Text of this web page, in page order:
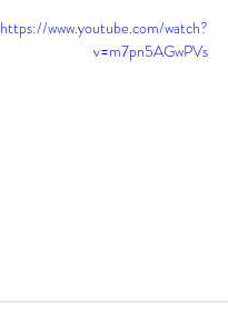
https://www.youtube.com/watch?
v=m7pn5AGwPVs